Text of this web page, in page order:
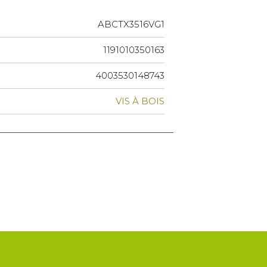
ABCTX3516VG1
1191010350163
4003530148743
VIS À BOIS